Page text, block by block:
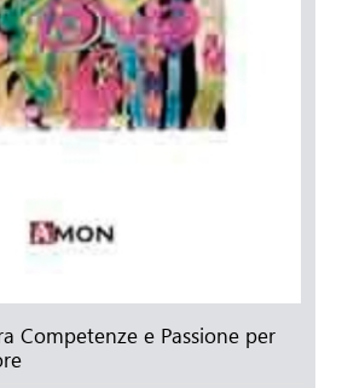
Competenze e Passione per